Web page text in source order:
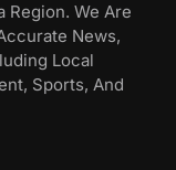
Region. We Are
News,
Local
Sports, And